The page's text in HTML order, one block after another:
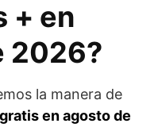
+ en
2026?
la manera de
en agosto de